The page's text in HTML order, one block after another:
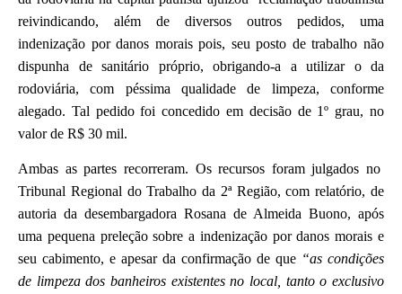
reivindicando, além de diversos outros pedidos, uma
indenização por danos morais pois, seu posto de trabalho não
dispunha de sanitário próprio, obrigando-a a utilizar o da
rodoviária, com péssima qualidade de limpeza, conforme
alegado. Tal pedido foi concedido em decisão de 1º grau, no
valor de R$ 30 mil.
Ambas as partes recorreram. Os recursos foram julgados no
Tribunal Regional do Trabalho da 2ª Região, com relatório, de
autoria da desembargadora Rosana de Almeida Buono, após
uma pequena preleção sobre a indenização por danos morais e
seu cabimento, e apesar da confirmação de que “as condições
de limpeza dos banheiros existentes no local, tanto o exclusivo